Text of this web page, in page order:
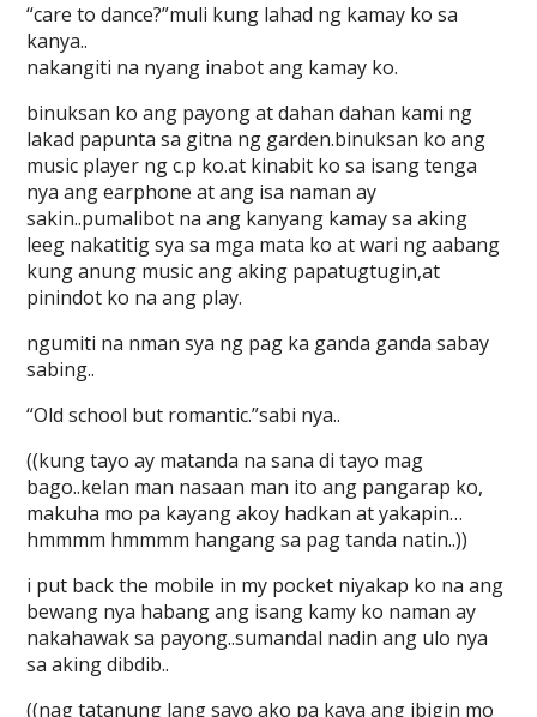
“care to dance?”muli kung lahad ng kamay ko sa
kanya..
nakangiti na nyang inabot ang kamay ko.
binuksan ko ang payong at dahan dahan kami ng
lakad papunta sa gitna ng garden.binuksan ko ang
music player ng c.p ko.at kinabit ko sa isang tenga
nya ang earphone at ang isa naman ay
sakin..pumalibot na ang kanyang kamay sa aking
leeg nakatitig sya sa mga mata ko at wari ng aabang
kung anung music ang aking papatugtugin,at
pinindot ko na ang play.
ngumiti na nman sya ng pag ka ganda ganda sabay
sabing..
“Old school but romantic.”sabi nya..
((kung tayo ay matanda na sana di tayo mag
bago..kelan man nasaan man ito ang pangarap ko,
makuha mo pa kayang akoy hadkan at yakapin…
hmmmm hmmmm hangang sa pag tanda natin..))
i put back the mobile in my pocket niyakap ko na ang
bewang nya habang ang isang kamy ko naman ay
nakahawak sa payong..sumandal nadin ang ulo nya
sa aking dibdib..
((nag tatanung lang sayo ako pa kaya ang ibigin mo